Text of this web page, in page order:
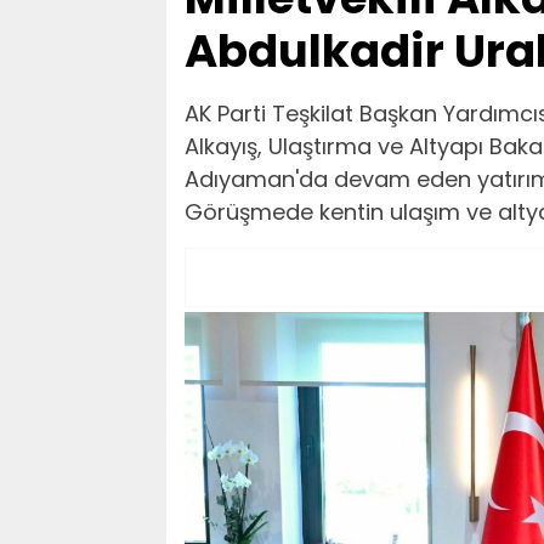
Abdulkadir
AK Parti Teşkilat Başkan
Alkayış, Ulaştırma ve Altyapı
Adıyaman'da devam eden
Görüşmede kentin ulaşım ve